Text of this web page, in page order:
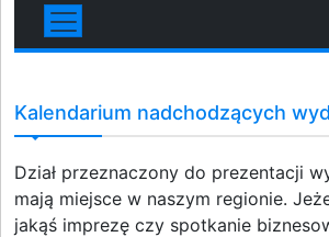
Kalendarium nadchodzących
Dział przeznaczony do prezentacji
mają miejsce w naszym regionie.
jakąś imprezę czy spotkanie